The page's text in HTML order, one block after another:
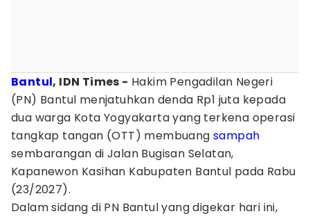
Bantul, IDN Times - Hakim Pengadilan Negeri
(PN) Bantul menjatuhkan denda Rp1 juta kepada
dua warga Kota Yogyakarta yang terkena operasi
tangkap tangan (OTT) membuang sampah
sembarangan di Jalan Bugisan Selatan,
Kapanewon Kasihan Kabupaten Bantul pada Rabu
(23/2027).
‎‎Dalam sidang di PN Bantul yang digekar hari ini,